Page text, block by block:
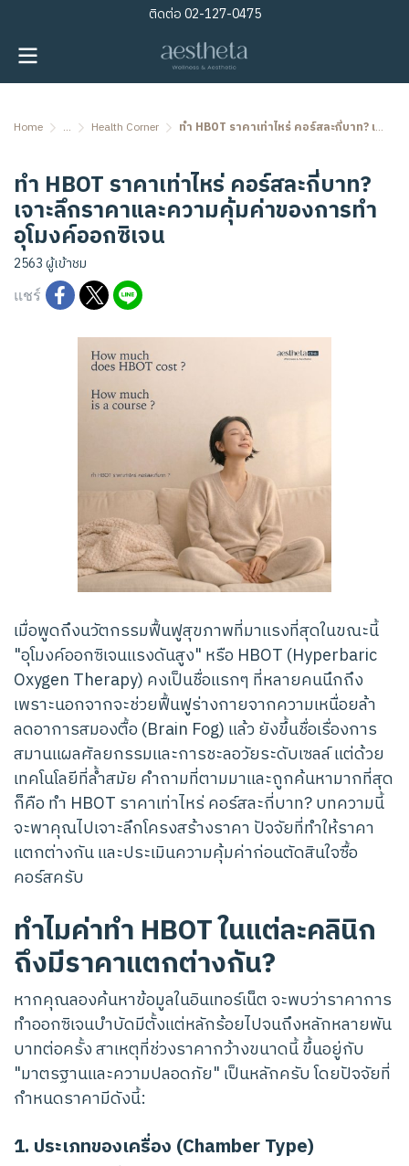
ติดต่อ02-127-0475
Home ... Health Corner ทำ HBOT ราคาเท่าไหร่ คอร์สละกี่บาท? เจาะลึกราคาและความคุ้มค่าของการทำอุโมงค์ออกซิเจน
ทำ HBOT ราคาเท่าไหร่ คอร์สละกี่บาท?
เจาะลึกราคาและความคุ้มค่าของการทำ
อุโมงค์ออกซิเจน
2563 ผู้เข้าชม
แชร์
เมื่อพูดถึงนวัตกรรมฟื้นฟูสุขภาพที่มาแรงที่สุดในขณะนี้
"อุโมงค์ออกซิเจนแรงดันสูง" หรือ HBOT (Hyperbaric
Oxygen Therapy) คงเป็นชื่อแรกๆ ที่หลายคนนึกถึง
เพราะนอกจากจะช่วยฟื้นฟูร่างกายจากความเหนื่อยล้า
ลดอาการสมองตื้อ (Brain Fog) แล้ว ยังขึ้นชื่อเรื่องการ
สมานแผลศัลยกรรมและการชะลอวัยระดับเซลล์ แต่ด้วย
เทคโนโลยีที่ล้ำสมัย คำถามที่ตามมาและถูกค้นหามากที่สุด
ก็คือ ทำ HBOT ราคาเท่าไหร่ คอร์สละกี่บาท? บทความนี้
จะพาคุณไปเจาะลึกโครงสร้างราคา ปัจจัยที่ทำให้ราคา
แตกต่างกัน และประเมินความคุ้มค่าก่อนตัดสินใจซื้อ
คอร์สครับ
ทำไมค่าทำ HBOT ในแต่ละคลินิก
ถึงมีราคาแตกต่างกัน?
หากคุณลองค้นหาข้อมูลในอินเทอร์เน็ต จะพบว่าราคาการ
ทำออกซิเจนบำบัดมีตั้งแต่หลักร้อยไปจนถึงหลักหลายพัน
บาทต่อครั้ง สาเหตุที่ช่วงราคากว้างขนาดนี้ ขึ้นอยู่กับ
"มาตรฐานและความปลอดภัย" เป็นหลักครับ โดยปัจจัยที่
กำหนดราคามีดังนี้:
1. ประเภทของเครื่อง (Chamber Type)